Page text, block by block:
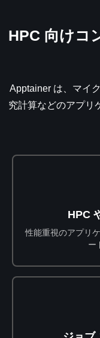
HPC 向けコ
Apptainer は、マイ
究計算などのアプリ
HPC
性能重視のアプリ
ー